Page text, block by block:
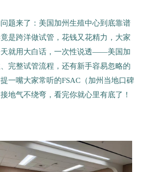
题来了：美国加州生殖中心到底靠谱
是跨洋做试管，花钱又花精力，大家
就用大白话，一次性说透——美国加
完整试管流程，还有新手容易忽略的
一嘴大家常听的FSAC（加州当地口碑
地气不绕弯，看完你就心里有底了！